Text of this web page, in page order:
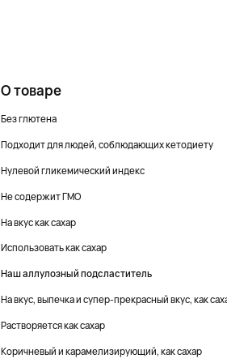
О товаре
Без глютена
Подходит для людей, соблюдающих кетодиету
Нулевой гликемический индекс
Не содержит ГМО
На вкус как сахар
Использовать как сахар
Наш аллулозный подсластитель
На вкус, выпечка и супер-прекрасный вкус, как
Растворяется как сахар
Коричневый и карамелизирующий, как сахар